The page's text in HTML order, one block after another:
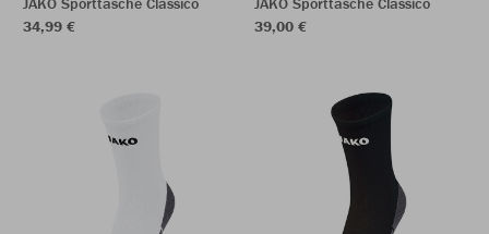
34,99 €
39,00 €